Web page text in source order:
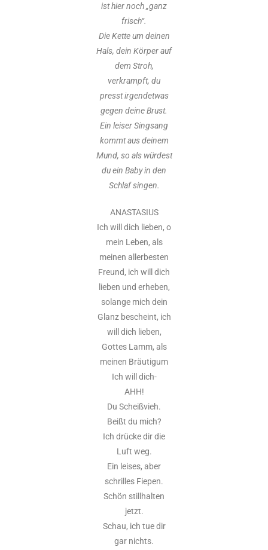
ist hier noch „ganz
frisch“.
Die Kette um deinen
Hals, dein Körper auf
dem Stroh,
verkrampft, du
presst irgendetwas
gegen deine Brust.
Ein leiser Singsang
kommt aus deinem
Mund, so als würdest
du ein Baby in den
Schlaf singen.
ANASTASIUS
Ich will dich lieben, o
mein Leben, als
meinen allerbesten
Freund, ich will dich
lieben und erheben,
solange mich dein
Glanz bescheint, ich
will dich lieben,
Gottes Lamm, als
meinen Bräutigum
Ich will dich-
AHH!
Du Scheißvieh.
Beißt du mich?
Ich drücke dir die
Luft weg.
Ein leises, aber
schrilles Fiepen.
Schön stillhalten
jetzt.
Schau, ich tue dir
gar nichts.